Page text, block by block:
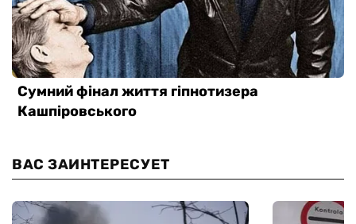
ВАС ЗАИНТЕРЕСУЕТ